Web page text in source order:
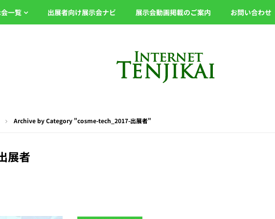
一覧 出展者向け展示会ナビ 展示会動画掲載のご案内 お問い合わせ
Archive by Category "cosme-tech_2017-出展者"
展者